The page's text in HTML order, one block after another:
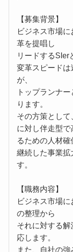
【募集背景】
ビジネス市場
革を提唱し
リードするSIer
変革スピードは
が、
トップランナ
ります。
その方策とし
に対し伴走型
るための人材確
継続した事業拡
す。
【職務内容】
ビジネス市場
の整理から
それに対する
応します。
また、自社の